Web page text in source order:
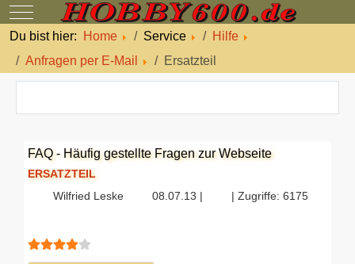
Mobile Menu Toggle
Du bist hier:
Home Service
Hilfe
Anfragen per E-Mail
Ersatzteil
FAQ - Häufig gestellte Fragen zur Webseite
ERSATZTEIL
Wilfried Leske
08.07.13 | | Zugriffe: 6175
Bewertung: